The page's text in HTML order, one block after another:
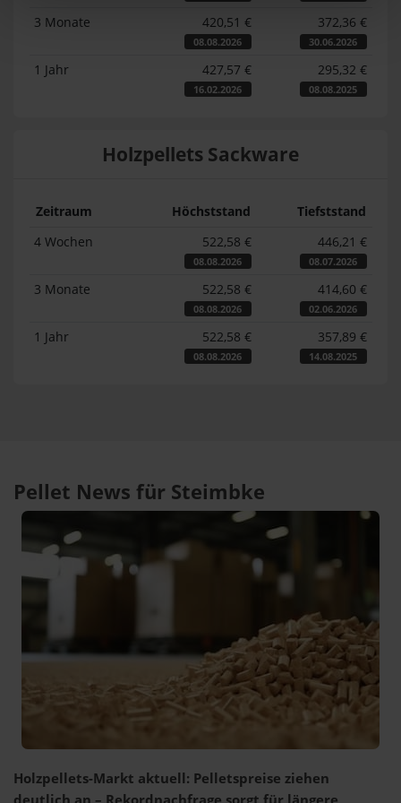
3 Monate 420,51 €
08.08.2026
372,36 €
30.06.2026
1 Jahr 427,57 €
16.02.2026
295,32 €
08.08.2025
Holzpellets Sackware
Zeitraum Höchststand
Tiefststand
4 Wochen
522,58 €
08.08.2026
446,21 €
08.07.2026
3 Monate 522,58 €
08.08.2026
414,60 €
02.06.2026
1 Jahr 522,58 €
08.08.2026
357,89 €
14.08.2025
Pellet News für Steimbke
Holzpellets-Markt aktuell: Pelletspreise ziehen